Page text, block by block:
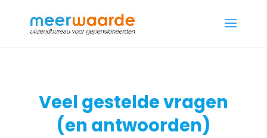
Veel gestelde vragen
(en antwoorden)